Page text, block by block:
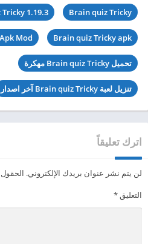
Brain quiz Tricky
1.19.3
Brain quiz Tricky apk
Mod
تحميل Brain quiz Tricky مهكرة
تنزيل لعبة Brain quiz Tricky آخر اصدار
اترك تعليقاً
لن يتم نشر عنوان بريدك الإلكتروني. الحقول
التعليق*